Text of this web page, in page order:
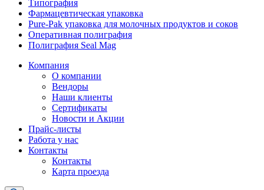
Типография
Фармацевтическая упаковка
Pure-Pak упаковка для молочных продуктов и соков
Оперативная полиграфия
Полиграфия Seal Mag
Компания
О компании
Вендоры
Наши клиенты
Сертификаты
Новости и Акции
Прайс-листы
Работа у нас
Контакты
Контакты
Карта проезда